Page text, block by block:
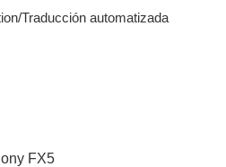
Traducción automatizada
FX5